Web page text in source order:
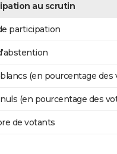
au scrutin
participation
(en pourcentage des
(en pourcentage des
de votants